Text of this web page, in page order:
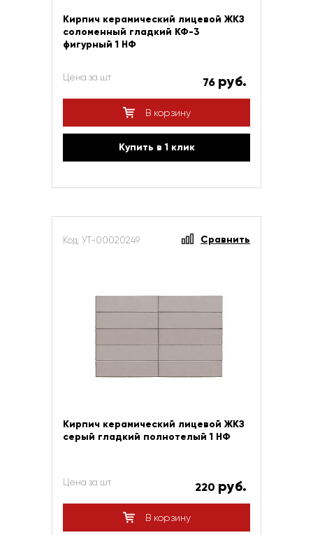
Кирпич керамический лицевой ЖКЗ
соломенный гладкий КФ-3
фигурный 1 НФ
Цена за шт 76 руб.
В корзину
Купить в 1 клик
Код: УТ-00020249 Сравнить
Кирпич керамический лицевой ЖКЗ
серый гладкий полнотелый 1 НФ
Цена за шт 220 руб.
В корзину